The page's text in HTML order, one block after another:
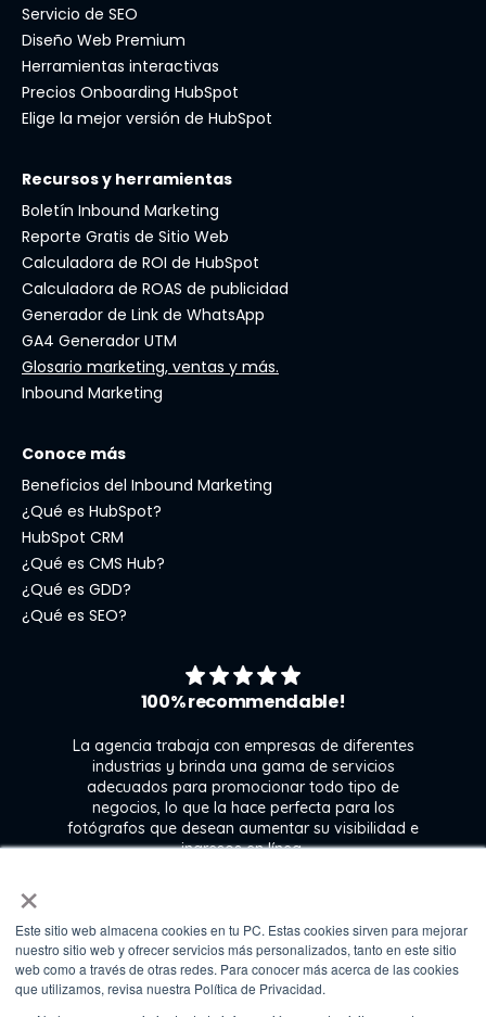
×
Este sitio web almacena cookies en tu PC. Estas cookies sirven para mejorar
nuestro sitio web y ofrecer servicios más personalizados, tanto en este sitio
web como a través de otras redes. Para conocer más acerca de las cookies
que utilizamos, revisa nuestra Política de Privacidad.
Servicio de SEO
Diseño Web Premium
Herramientas interactivas
Precios Onboarding HubSpot
Elige la mejor versión de HubSpot
Recursos y herramientas
Boletín Inbound Marketing
Reporte Gratis de Sitio Web
Calculadora de ROI de HubSpot
Calculadora de ROAS de publicidad
Generador de Link de WhatsApp
GA4 Generador UTM
Glosario marketing, ventas y más.
Inbound Marketing
Conoce más
Beneficios del Inbound Marketing
¿Qué es HubSpot?
HubSpot CRM
¿Qué es CMS Hub?
¿Qué es GDD?
¿Qué es SEO?
100% recommendable!
La agencia trabaja con empresas de diferentes
industrias y brinda una gama de servicios
adecuados para promocionar todo tipo de
negocios, lo que la hace perfecta para los
fotógrafos que desean aumentar su visibilidad e
ingresos en línea.
Kate Gross
Marketing & graphic design assistant at
Fixthephoto